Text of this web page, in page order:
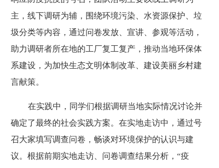
主，线下调研为辅，围绕环境污染、水资源保护、垃
圾分类等内容，通过问卷发放、宣讲、参观等活动，
助力调研者所在地的工厂复工复产，推动当地环保体
系建设，为加快生态文明体制改革、建设美丽乡村建
言献策。
在实践中，同学们根据调研当地实际情况讨论并
确定了最终的社会实践方案。在实地走访中，通过号
召大家填写调查问卷，畅谈对环境保护的认识与建
议。根据前期实地走访、问卷调查结果分析，“疫